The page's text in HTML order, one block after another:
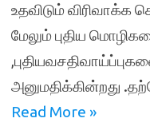
உதவிடும் விரிவாக்க
மேலும் புதிய
அனுமதிக்கின்றது
Read More »